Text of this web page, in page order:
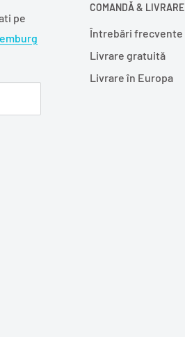
pe
COMANDĂ & LIVRARE
Întrebări frecvente
Livrare gratuită
Livrare în Europa